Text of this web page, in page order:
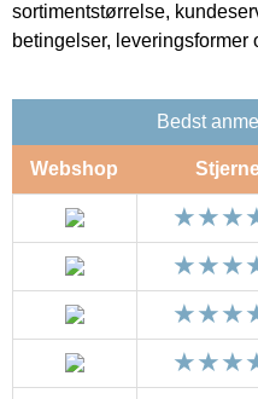
sortimentstørrelse,
betingelser, leveringsformer
Bedst
Webshop